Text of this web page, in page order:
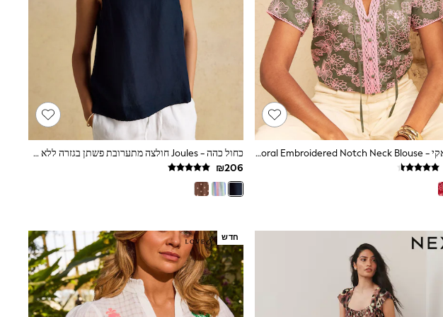
ירוק חאקי - Love & Roses Floral Embroidered Notch Neck Blouse
כחול כהה - Joules חולצה מתערובת פשתן בגזרה ללא שרוולים עם צווארון עגול, דגם Cove
חדש